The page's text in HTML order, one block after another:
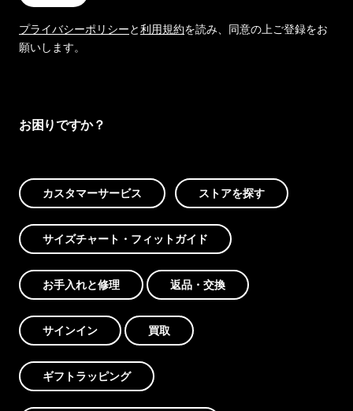
プライバシーポリシーと利用規約を読み、同意の上ご登録をお
願いします。
お困りですか？
カスタマーサービス ストアを探す
サイズチャート・フィットガイド
お手入れと修理 返品・交換
サインイン 買取
ギフトラッピング